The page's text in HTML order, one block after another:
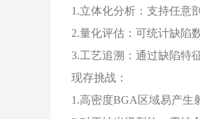
1.立体化分析：支持任意
2.量化评估：可统计缺陷
3.工艺追溯：通过缺陷特
现存挑战：
1.高密度BGA区域易产生